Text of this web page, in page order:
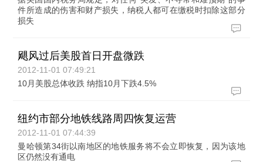
件所造成的伤害和财产损失，纳税人都可在缴税时扣除这部分
损失
飓风过后美股首日开盘微跌
2012-11-01 07:49:21
10月美股总体收跌 纳指10月下跌4.5%
纽约市部分地铁线路周四恢复运营
2012-11-01 07:44:39
曼哈顿第34街以南地区的地铁服务将不会立即恢复，因为该地
区仍然没有通电